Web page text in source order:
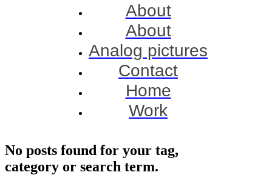
About
About
Analog pictures
Contact
Home
Work
No posts found for your tag,
category or search term.